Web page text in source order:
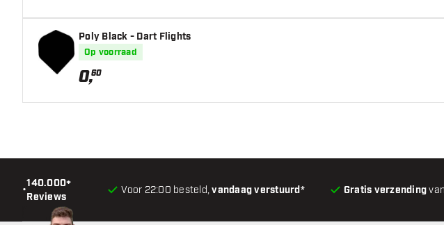
Gewicht
Barrel dikte (MM)
Barrel lengte (MM)
Poly Black - Dart Flights
Op voorraad
0,60
•
140.000+
Reviews
Voor 22:00 besteld,vandaag verstuurd* Gratis verzending